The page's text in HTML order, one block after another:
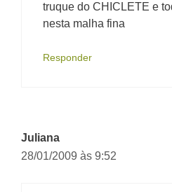
truque do CHICLETE e
nesta malha fina
Responder
Juliana
28/01/2009 às 9:52